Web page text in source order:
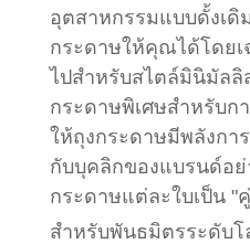
อุตสาหกรรมแบบดั้งเดิ
กระดาษให้คุณได้โดย
ไปสำหรับสไตล์มินิมัลลิ
กระดาษพิเศษสำหรับก
ให้ถุงกระดาษมีพลังกา
กับบุคลิกของแบรนด์อย่
กระดาษแต่ละใบเป็น
สำหรับพันธมิตรระดับ